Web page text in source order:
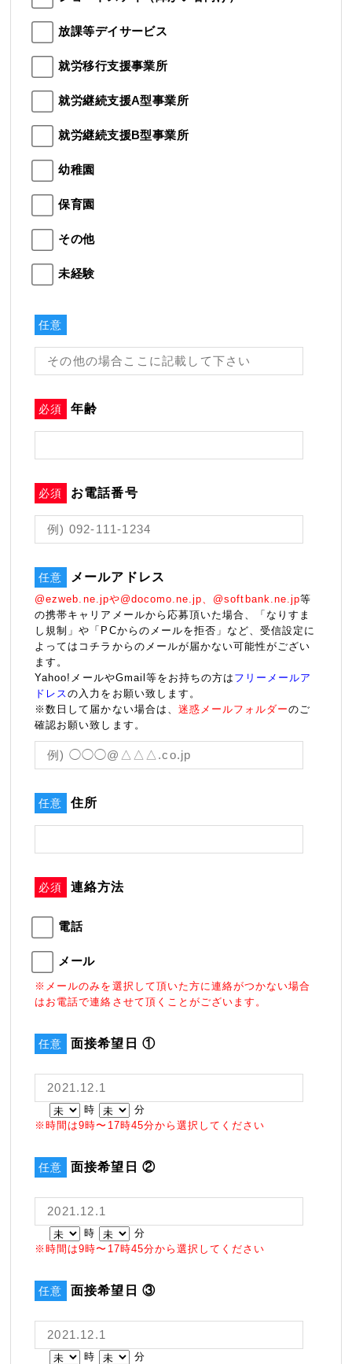
放課等デイサービス
就労移行支援事業所
就労継続支援A型事業所
就労継続支援B型事業所
幼稚園
保育園
その他
未経験
任意
必須 年齢
必須 お電話番号
任意 メールアドレス
@ezweb.ne.jpや@docomo.ne.jp、@softbank.ne.jp等
の携帯キャリアメールから応募頂いた場合、「なりすま
し規制」や「PCからのメールを拒否」など、受信設定に
よってはコチラからのメールが届かない可能性がござい
ます。
Yahoo!メールやGmail等をお持ちの方は フリーメールア
ドレスの入力をお願い致します。
※数日して届かない場合は、 迷惑メールフォルダーのご
確認お願い致します。
任意 住所
必須 連絡方法
電話
メール
※メールのみを選択して頂いた方に連絡がつかない場合
はお電話で連絡させて頂くことがございます。
任意 面接希望日 ①
時
分
※時間は9時〜17時45分から選択してください
任意 面接希望日 ②
時
分
※時間は9時〜17時45分から選択してください
任意 面接希望日 ③
時
分